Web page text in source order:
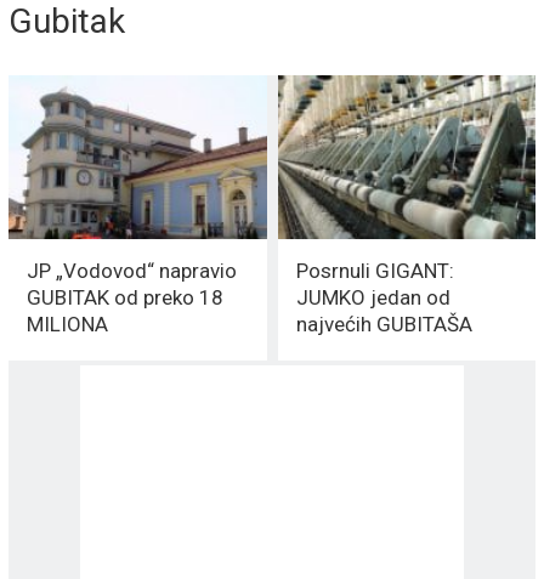
Gubitak
JP „Vodovod“ napravio
GUBITAK od preko 18
MILIONA
Posrnuli GIGANT:
JUMKO jedan od
najvećih GUBITAŠA